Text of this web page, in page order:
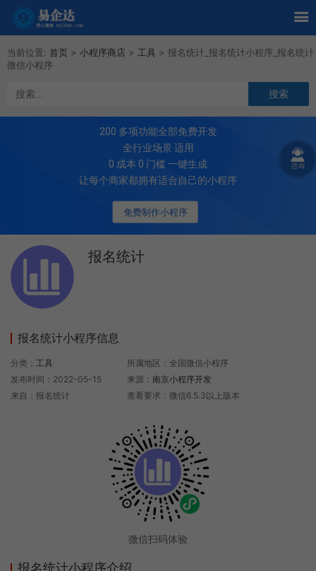
当前位置: 首页 > 小程序商店 > 工具 > 报名统计_报名统计小程序_报名统计
微信小程序
免费制作小程序
200 多项功能全部免费开发
全行业场景 适用
0 成本 0 门槛 一键生成
让每个商家都拥有适合自己的小程序
报名统计
报名统计小程序信息
分类： 工具
发布时间：2022-05-15
来自：报名统计
所属地区：全国微信小程序
来源： 南京小程序开发
查看要求：微信6.5.3以上版本
微信扫码体验
报名统计小程序介绍